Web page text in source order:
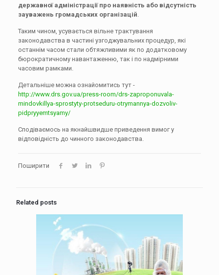
державної адміністрації про наявність або відсутність
зауважень громадських організацій.
Таким чином, усувається вільне трактування
законодавства в частині узгоджувальних процедур, які
останнім часом стали обтяжливими як по додатковому
бюрократичному навантаженню, так і по надмірними
часовим рамками.
Детальніше можна ознайомитись тут -
http://www.drs.gov.ua/press-room/drs-zaproponuvala-
mindovkillya-sprostyty-protseduru-otrymannya-dozvoliv-
pidpryyemtsyamy/
Сподіваємось на якнайшвидше приведення вимог у
відповідність до чинного законодавства.
Поширити
Related posts